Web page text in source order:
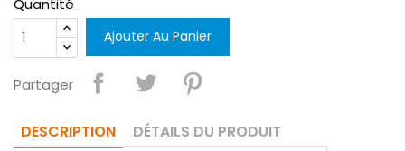
Ajouter Au Panier
Partager
DESCRIPTION DÉTAILS DU PRODUIT